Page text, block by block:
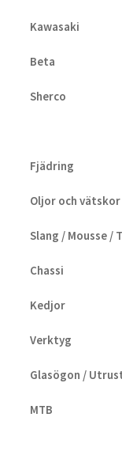
Kawasaki
Beta
Sherco
Fjädring
Oljor och vätskor
Slang / Mousse /
Chassi
Kedjor
Verktyg
Glasögon /
MTB